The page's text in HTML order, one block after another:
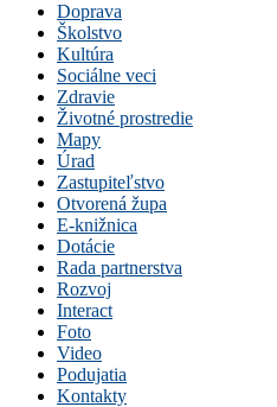
Doprava
Školstvo
Kultúra
Sociálne veci
Zdravie
Životné prostredie
Mapy
Úrad
Zastupiteľstvo
Otvorená župa
E-knižnica
Dotácie
Rada partnerstva
Rozvoj
Interact
Foto
Video
Podujatia
Kontakty